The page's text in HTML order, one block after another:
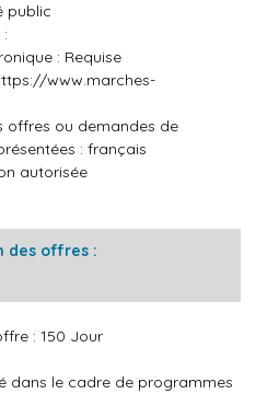
public
: Requise
www.marches-
offres ou demandes de
: français
autorisée
des offres :
: 150 Jour
dans le cadre de programmes